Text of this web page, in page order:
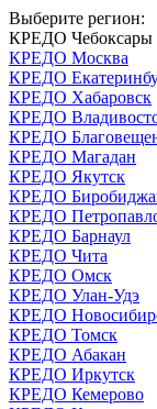
Выберите регион:
КРЕДО Чебоксары
КРЕДО Москва
КРЕДО
КРЕДО Хабаровск
КРЕДО
КРЕДО
КРЕДО Магадан
КРЕДО Якутск
КРЕДО
КРЕДО
КРЕДО Барнаул
КРЕДО Чита
КРЕДО Омск
КРЕДО Улан-Удэ
КРЕДО
КРЕДО Томск
КРЕДО Абакан
КРЕДО Иркутск
КРЕДО Кемерово